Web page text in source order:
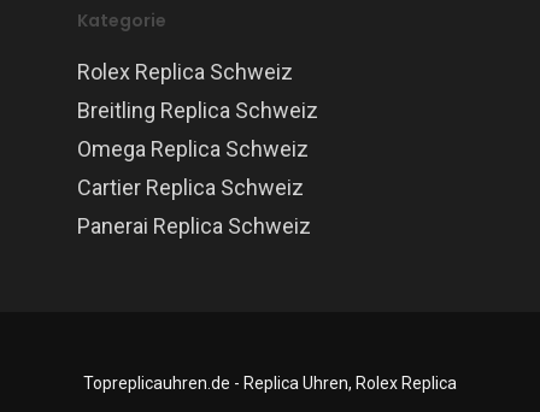
Kategorie
Rolex Replica Schweiz
Breitling Replica Schweiz
Omega Replica Schweiz
Cartier Replica Schweiz
Panerai Replica Schweiz
Topreplicauhren.de - Replica Uhren, Rolex Replica